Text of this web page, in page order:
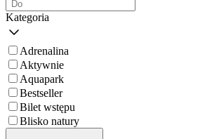
Kategoria
Adrenalina
Aktywnie
Aquapark
Bestseller
Bilet wstępu
Blisko natury